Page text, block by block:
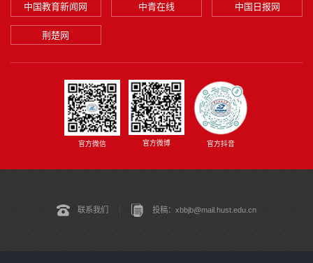
中国教育新闻网 中青在线 中国日报网
荆楚网
官方微信 官方微博 官方抖音
联系我们 投稿：xbbjb@mail.hust.edu.cn